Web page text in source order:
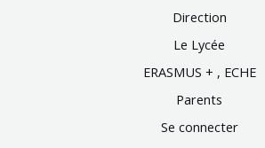
Direction
Le Lycée
ERASMUS + , ECHE
Parents
Se connecter